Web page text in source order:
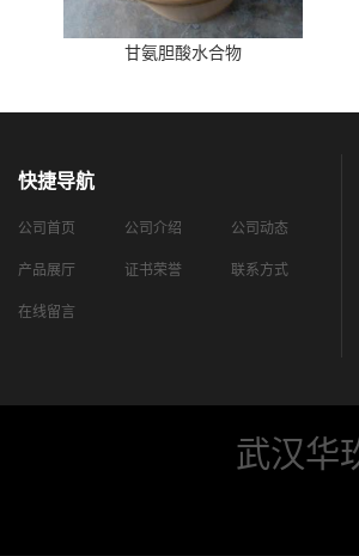
甘氨胆酸水合物
快捷导航
公司首页 公司介绍 公司动态
产品展厅 证书荣誉 联系方式
在线留言
武汉华